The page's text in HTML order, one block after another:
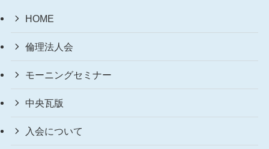
HOME
倫理法人会
モーニングセミナー
中央瓦版
入会について